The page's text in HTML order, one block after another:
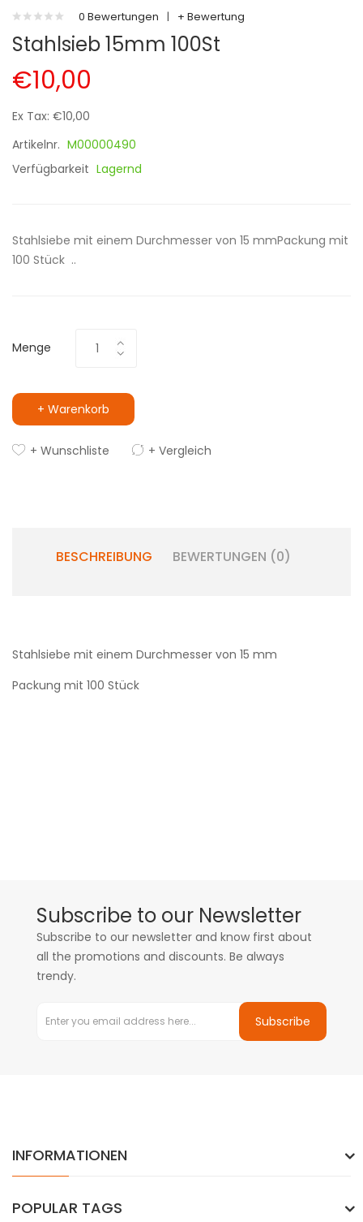
0 Bewertungen | + Bewertung
Stahlsieb 15mm 100St
€10,00
Ex Tax: €10,00
Artikelnr. M00000490
Verfügbarkeit Lagernd
Stahlsiebe mit einem Durchmesser von 15 mmPackung mit
100 Stück ..
Menge
+ Warenkorb
+ Wunschliste + Vergleich
BESCHREIBUNG BEWERTUNGEN (0)
Stahlsiebe mit einem Durchmesser von 15 mm
Packung mit 100 Stück
Subscribe to our Newsletter
Subscribe to our newsletter and know first about
all the promotions and discounts. Be always
trendy.
Subscribe
INFORMATIONEN
POPULAR TAGS